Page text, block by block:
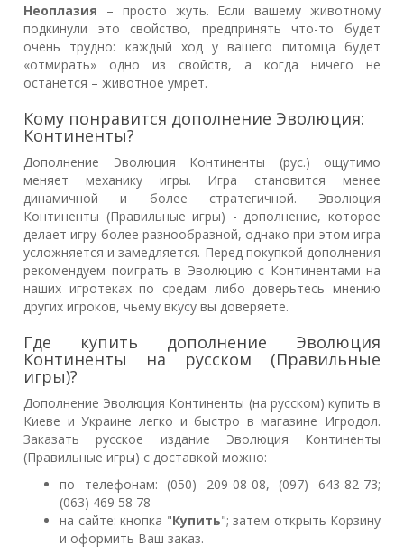
Неоплазия – просто жуть. Если вашему животному
подкинули это свойство, предпринять что-то будет
очень трудно: каждый ход у вашего питомца будет
«отмирать» одно из свойств, а когда ничего не
останется – животное умрет.
Кому понравится дополнение Эволюция:
Континенты?
Дополнение Эволюция Континенты (рус.) ощутимо
меняет механику игры. Игра становится менее
динамичной и более стратегичной. Эволюция
Континенты (Правильные игры) - дополнение, которое
делает игру более разнообразной, однако при этом игра
усложняется и замедляется. Перед покупкой дополнения
рекомендуем поиграть в Эволюцию с Континентами на
наших игротеках по средам либо доверьтесь мнению
других игроков, чьему вкусу вы доверяете.
Где купить дополнение Эволюция
Континенты на русском (Правильные
игры)?
Дополнение Эволюция Континенты (на русском) купить в
Киеве и Украине легко и быстро в магазине Игродол.
Заказать русское издание Эволюция Континенты
(Правильные игры) с доставкой можно:
по телефонам: (050) 209-08-08, (097) 643-82-73;
(063) 469 58 78
на сайте: кнопка "Купить"; затем открыть Корзину
и оформить Ваш заказ.